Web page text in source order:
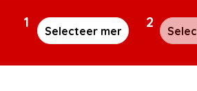
1 2